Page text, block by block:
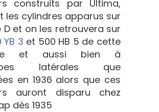
construits par Ultima,
les cylindres apparus sur
D et on les retrouvera sur
YB 3 et 500 HB 5 de cette
et aussi bien à
latérales que
en 1936 alors que ces
auront disparu chez
dès 1935